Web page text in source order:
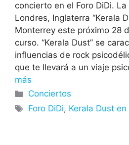
concierto en el Foro DiDi.
Londres, Inglaterra “Kerala
Monterrey este próximo 28
curso. “Kerala Dust” se
influencias de rock
que te llevará a un viaje
más
Categorías
Conciertos
Etiquetas
Foro DiDi, Kerala Dust